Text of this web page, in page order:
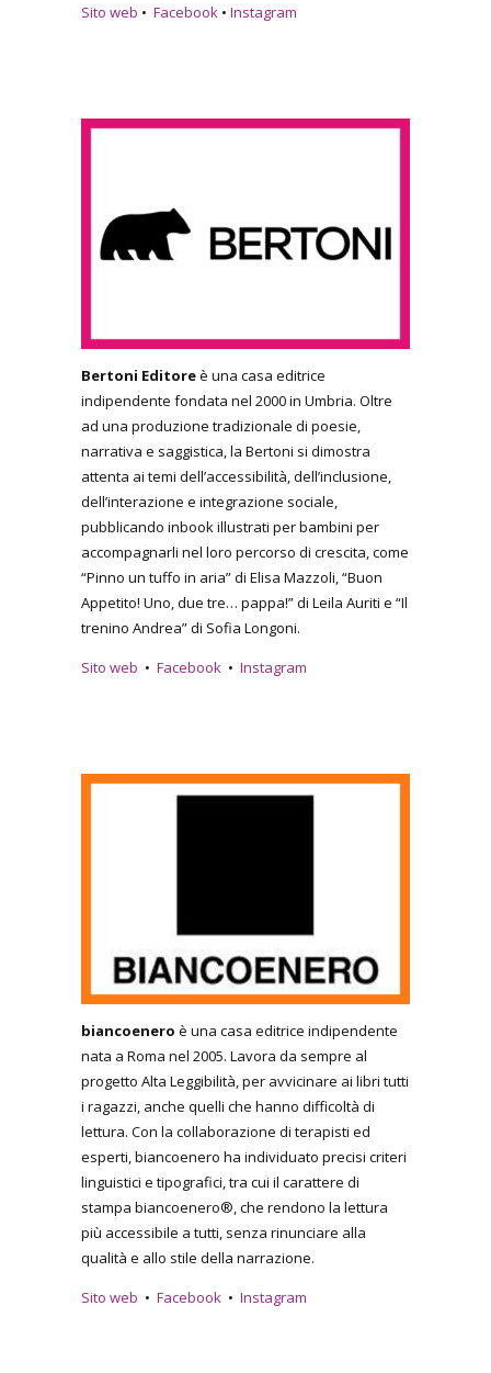
Sito web • Facebook • Instagram
Bertoni Editoreè una casa editrice
indipendente fondata nel 2000 in Umbria. Oltre
ad una produzione tradizionale di poesie,
narrativa e saggistica, la Bertoni si dimostra
attenta ai temi dell’accessibilità, dell’inclusione,
dell’interazione e integrazione sociale,
pubblicando inbook illustrati per bambini per
accompagnarli nel loro percorso di crescita, come
“Pinno un tuffo in aria” di Elisa Mazzoli, “Buon
Appetito! Uno, due tre… pappa!” di Leila Auriti e “Il
trenino Andrea” di Sofia Longoni.
Sito web • Facebook • Instagram
biancoenero è una casa editrice indipendente
nata a Roma nel 2005. Lavora da sempre al
progetto Alta Leggibilità, per avvicinare ai libri tutti
i ragazzi, anche quelli che hanno difficoltà di
lettura. Con la collaborazione di terapisti ed
esperti, biancoenero ha individuato precisi criteri
linguistici e tipografici, tra cui il carattere di
stampa biancoenero®, che rendono la lettura
più accessibile a tutti, senza rinunciare alla
qualità e allo stile della narrazione.
Sito web • Facebook • Instagram